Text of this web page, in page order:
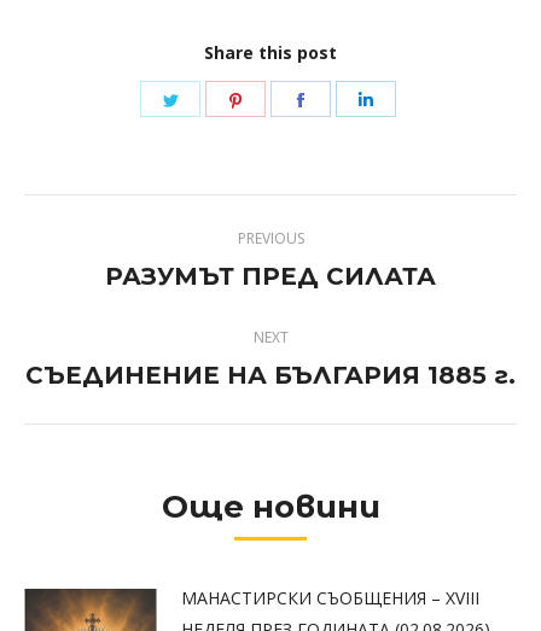
Share this post
Share
Share
Share
navigation
PREVIOUS
Previous
РАЗУМЪТ ПРЕД СИЛАТА
NEXT
Next
СЪЕДИНЕНИЕ НА БЪЛГАРИЯ 1885 г.
Още новини
МАНАСТИРСКИ СЪОБЩЕНИЯ – XVIII